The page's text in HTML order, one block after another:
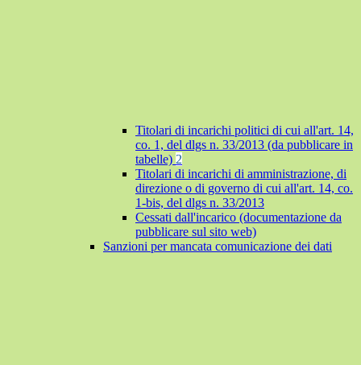
Titolari di incarichi politici di cui all'art. 14,
co. 1, del dlgs n. 33/2013 (da pubblicare in
tabelle) 2
Titolari di incarichi di amministrazione, di
direzione o di governo di cui all'art. 14, co.
1-bis, del dlgs n. 33/2013
Cessati dall'incarico (documentazione da
pubblicare sul sito web)
Sanzioni per mancata comunicazione dei dati